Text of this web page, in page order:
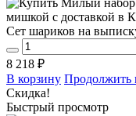
Сет шариков на
8 218 ₽
В корзину Продолжить
Скидка!
Быстрый просмотр